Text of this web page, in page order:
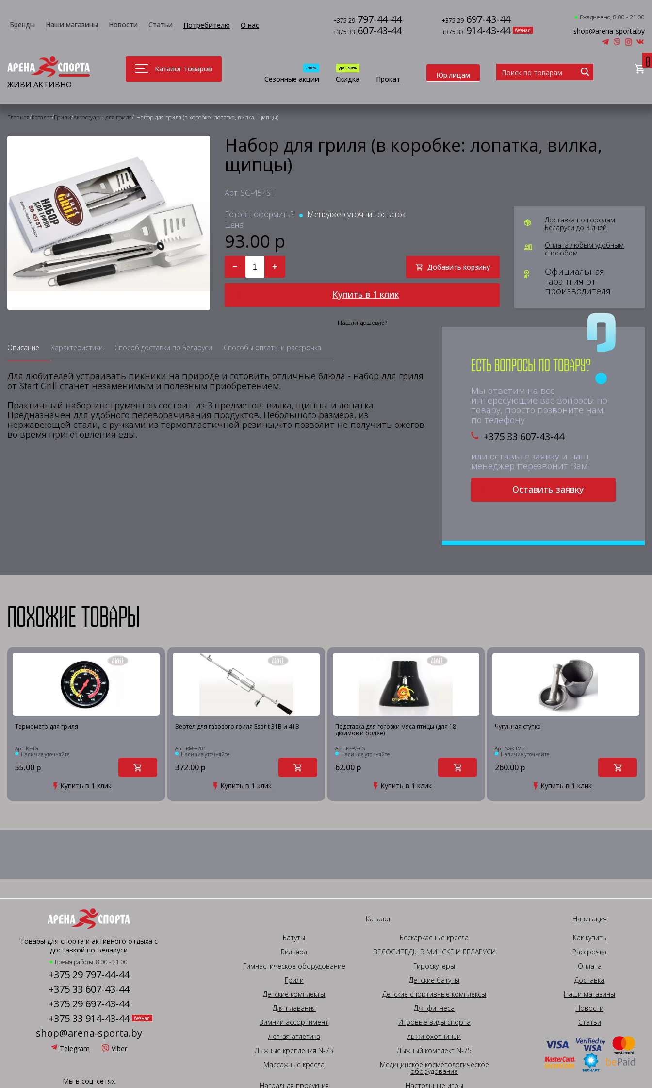
Бренды Наши магазины Новости Статьи Потребителю О нас +375 29 797-44-44 +375 29 697-43-44
+375 33 607-43-44 +375 33 914-43-44 безнал
Ежедневно, 8.00 - 21.00
shop@arena-sporta.by
ЖИВИ АКТИВНО
Каталог товаров
Сезонные акции
-10%
Скидка
до -50%
Прокат Юр.лицам
0
Главная/Каталог/Грили/Аксессуары для гриля/ Набор для гриля (в коробке: лопатка, вилка, щипцы)
Набор для гриля (в коробке: лопатка, вилка,
щипцы)
Арт: SG-45FST
Готовы оформить?:
Менеджер уточнит остаток
Цена:
93.00 р
− + Добавить корзину
Купить в 1 клик
Нашли дешевле?
Доставка по городам
Беларуси до 3 дней
Оплата любым удобным
способом
Официальная
гарантия от
производителя
Описание Характеристики Способ доставки по Беларуси Способы оплаты и рассрочка
Для любителей устраивать пикники на природе и готовить отличные блюда - набор для гриля
от Start Grill станет незаменимым и полезным приобретением.
Практичный набор инструментов состоит из 3 предметов: вилка, щипцы и лопатка.
Предназначен для удобного переворачивания продуктов. Небольшого размера, из
нержавеющей стали, с ручками из термопластичной резины,что позволит не получить ожёгов
во время приготовления еды.
Есть вопросы по товару?
Мы ответим на все
интересующие вас вопросы по
товару, просто позвоните нам
по телефону
+375 33 607-43-44
или оставьте заявку и наш
менеджер перезвонит Вам
Оставить заявку
Похожие товары
Термометр для гриля
Арт: KS-TG
Наличие уточняйте
55.00 р
Купить в 1 клик
Вертел для газового гриля Esprit 31B и 41B
Арт: RM-A201
Наличие уточняйте
372.00 р
Купить в 1 клик
Подставка для готовки мяса птицы (для 18
дюймов и более)
Арт: KS-AS-CS
Наличие уточняйте
62.00 р
Купить в 1 клик
Чугунная ступка
Арт: SG-CIMB
Наличие уточняйте
260.00 р
Купить в 1 клик
Товары для спорта и активного отдыха с
доставкой по Беларуси
Время работы: 8.00 - 21.00
+375 29 797-44-44
+375 33 607-43-44
+375 29 697-43-44
+375 33 914-43-44
безнал
shop@arena-sporta.by
Telegram Viber
Мы в соц. сетях
Каталог
Батуты
Бескаркасные кресла
Бильярд
ВЕЛОСИПЕДЫ В МИНСКЕ И БЕЛАРУСИ
Гимнастическое оборудование
Гироскутеры
Грили
Детские батуты
Детские комплекты
Детские спортивные комплексы
Для плавания
Для фитнеса
Зимний ассортимент
Игровые виды спорта
Легкая атлетика
лыжи охотничьи
Лыжные крепления N-75
Лыжный комплект N-75
Массажные кресла
Медицинское косметологическое
оборудование
Наградная продукция
Настольные игры
Навигация
Как купить
Рассрочка
Оплата
Доставка
Наши магазины
Новости
Статьи